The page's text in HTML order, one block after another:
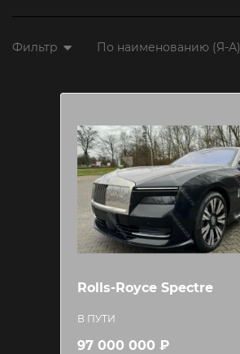
Фильтр По наименованию (Я-А)
Rolls-Royce Spectre
В ПУТИ
97 000 000 ₽